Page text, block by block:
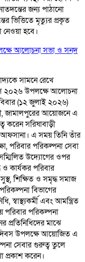
জন্য পাঠানো
ভিত্তিতে মৃত্যুর প্রকৃত
হবে।
আলোচনা সভা ও সনদ
সামনে রেখে
২০২৬ উপলক্ষে আলোচনা
(১২ জুলাই ২০২৬)
জামালপুরের আয়োজনে এ
করেন সরিষাবাড়ী
এ সময় তিনি তাঁর
পরিবার পরিকল্পনা সেবা
উদ্যোগের ওপর
কার্যকর পরিবার
শিক্ষিত ও সমৃদ্ধ সমাজ
বিভাগের
স্বাস্থ্যকর্মী এবং আমন্ত্রিত
পরিবার পরিকল্পনা
প্রতিনিধিদের মাঝে
দিবস উপলক্ষে আয়োজিত এ
সেবার গুরুত্ব তুলে
প্রকাশ করেন।